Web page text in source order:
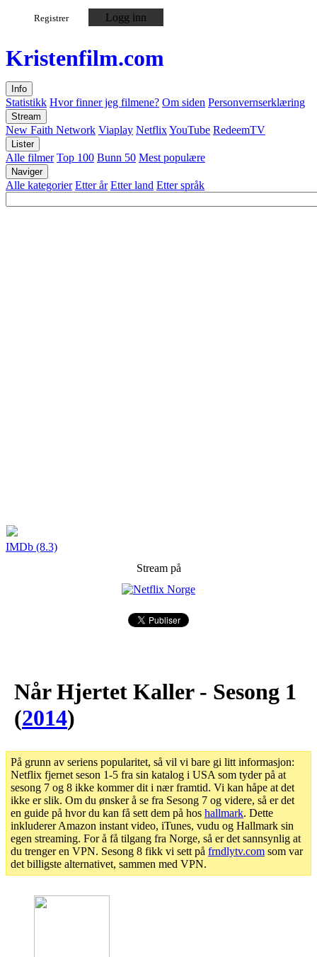
Registrer Logg inn
Kristenfilm.com
Info
Statistikk Hvor finner jeg filmene? Om siden Personvernserklæring
Stream
New Faith Network Viaplay NetflixYouTube RedeemTV
Lister
Alle filmer Top 100 Bunn 50 Mest populære
Naviger
Alle kategorier Etter år Etter land Etter språk
IMDb (8.3)
Stream på
Når Hjertet Kaller - Sesong 1
(2014)
På grunn av seriens popularitet, så vil vi bare gi litt informasjon:
Netflix fjernet seson 1-5 fra sin katalog i USA som tyder på at
sesong 7 og 8 ikke kommer dit i nær framtid. Vi kan håpe at det
ikke er slik. Om du ønsker å se fra Sesong 7 og videre, så er det
en guide på hvor du kan få sett dem på hos hallmark. Dette
inkluderer Amazon instant video, iTunes, vudu og Hallmark sin
egen streaming. For å få tilgang fra Norge, så er det sannsynlig at
du trenger en VPN. Sesong 8 fikk vi sett på frndlytv.com som var
det billigste alternativet, sammen med VPN.